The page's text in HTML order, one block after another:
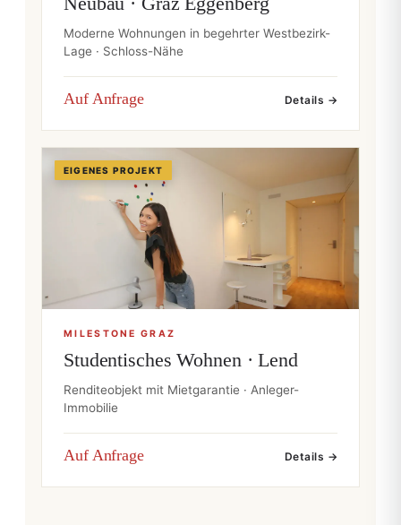
Moderne Wohnungen in begehrter Westbezirk-
Lage · Schloss-Nähe
Auf Anfrage Details →
EIGENES PROJEKT
MILESTONE GRAZ
Studentisches Wohnen · Lend
Renditeobjekt mit Mietgarantie · Anleger-
Immobilie
Auf Anfrage Details →